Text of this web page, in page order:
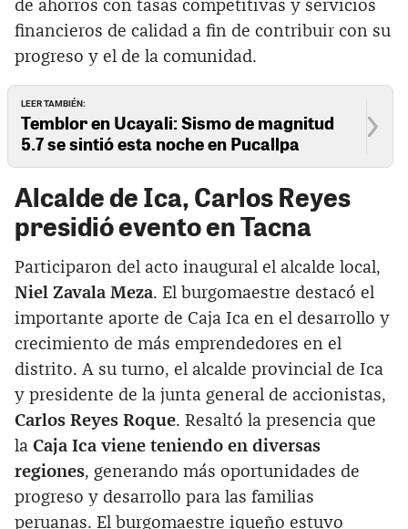
de ahorros con tasas competitivas y servicios
financieros de calidad a fin de contribuir con su
progreso y el de la comunidad.
LEER TAMBIÉN:
Temblor en Ucayali: Sismo de magnitud
5.7 se sintió esta noche en Pucallpa
Alcalde de Ica, Carlos Reyes
presidió evento en Tacna
Participaron del acto inaugural el alcalde local,
Niel Zavala Meza. El burgomaestre destacó el
importante aporte de Caja Ica en el desarrollo y
crecimiento de más emprendedores en el
distrito. A su turno, el alcalde provincial de Ica
y presidente de la junta general de accionistas,
Carlos Reyes Roque. Resaltó la presencia que
la Caja Ica viene teniendo en diversas
regiones, generando más oportunidades de
progreso y desarrollo para las familias
peruanas. El burgomaestre iqueño estuvo